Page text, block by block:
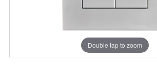
Double tap to zoom